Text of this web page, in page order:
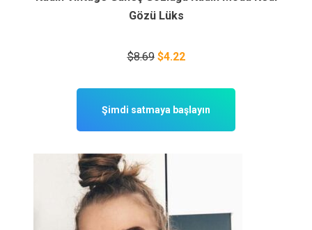
Gözü Lüks
$8.69 $4.22
Şimdi satmaya başlayın